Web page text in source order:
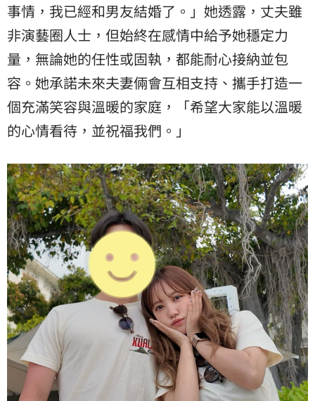
事情，我已經和男友結婚了。」她透露，丈夫雖
非演藝圈人士，但始終在感情中給予她穩定力
量，無論她的任性或固執，都能耐心接納並包
容。她承諾未來夫妻倆會互相支持、攜手打造一
個充滿笑容與溫暖的家庭，「希望大家能以溫暖
的心情看待，並祝福我們。」